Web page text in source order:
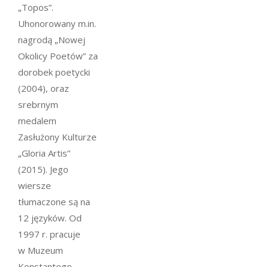
„Topos”.
Uhonorowany m.in.
nagrodą „Nowej
Okolicy Poetów” za
dorobek poetycki
(2004), oraz
srebrnym
medalem
Zasłużony Kulturze
„Gloria Artis”
(2015). Jego
wiersze
tłumaczone są na
12 języków. Od
1997 r. pracuje
w Muzeum